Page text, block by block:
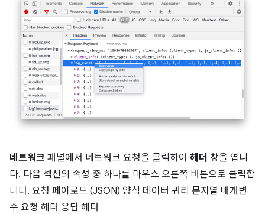
네트워크 패널에서 네트워크 요청을 클릭하여 헤더 창을 엽니
다. 다음 섹션의 속성 중 하나를 마우스 오른쪽 버튼으로 클릭합
니다. 요청 페이로드 (JSON) 양식 데이터 쿼리 문자열 매개변
수 요청 헤더 응답 헤더